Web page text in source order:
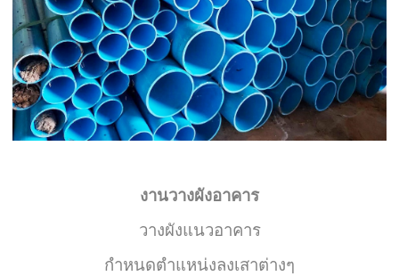
งานวางผังอาคาร
วางผังแนวอาคาร
กำหนดตำแหน่งลงเสาต่างๆ